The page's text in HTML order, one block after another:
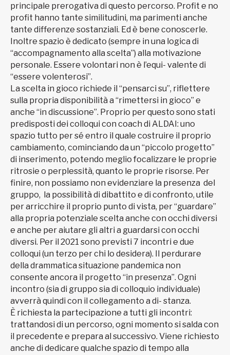
principale prerogativa di questo percorso. Profit e no
profit hanno tante similitudini, ma parimenti anche
tante differenze sostanziali. Ed è bene conoscerle.
Inoltre spazio è dedicato (sempre in una logica di
“accompagnamento alla scelta”) alla motivazione
personale. Essere volontari non è l’equi- valente di
“essere volenterosi”.
La scelta in gioco richiede il “pensarci su”, riflettere
sulla propria disponibilità a “rimettersi in gioco” e
anche “in discussione”. Proprio per questo sono stati
predisposti dei colloqui con coach di ALDAI: uno
spazio tutto per sé entro il quale costruire il proprio
cambiamento, cominciando da un “piccolo progetto”
di inserimento, potendo meglio focalizzare le proprie
ritrosie o perplessità, quanto le proprie risorse. Per
finire, non possiamo non evidenziare la presenza del
gruppo, la possibilità di dibattito e di confronto, utile
per arricchire il proprio punto di vista, per “guardare”
alla propria potenziale scelta anche con occhi diversi
e anche per aiutare gli altri a guardarsi con occhi
diversi. Per il 2021 sono previsti 7 incontri e due
colloqui (un terzo per chi lo desidera). Il perdurare
della drammatica situazione pandemica non
consente ancora il progetto “in presenza”. Ogni
incontro (sia di gruppo sia di colloquio individuale)
avverrà quindi con il collegamento a di- stanza.
È richiesta la partecipazione a tutti gli incontri:
trattandosi di un percorso, ogni momento si salda con
il precedente e prepara al successivo. Viene richiesto
anche di dedicare qualche spazio di tempo alla